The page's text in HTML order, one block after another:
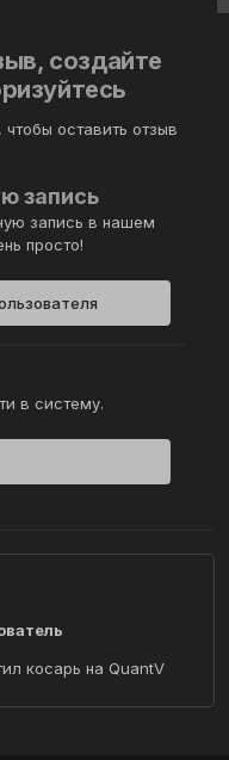
создайте
оставить отзыв
запись
запись в нашем
просто!
в систему.
косарь на QuantV